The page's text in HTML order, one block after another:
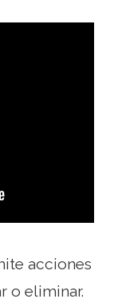
acciones
o eliminar.